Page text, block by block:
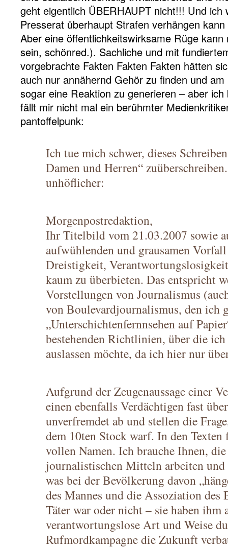
geht eigentlich ÜBERHAUPT nicht!!! Und
Presserat überhaupt Strafen verhängen
Aber eine öffentlichkeitswirksame Rüge
sein, schönred.). Sachliche und mit
vorgebrachte Fakten Fakten Fakten hätten
auch nur annähernd Gehör zu finden und
sogar eine Reaktion zu generieren – aber
fällt mir nicht mal ein berühmter
pantoffelpunk:
Ich tue mich schwer, dieses
Damen und Herren“
unhöflicher:
Morgenpostredaktion,
Ihr Titelbild vom 21.03.2007 sowie
aufwühlenden und grausamen
Dreistigkeit,
kaum zu überbieten. Das entspricht
Vorstellungen von Journalismus
von Boulevardjournalismus, den ich
„Unterschichtenfernnsehen auf
bestehenden Richtlinien, über die
auslassen möchte, da ich hier nur
Aufgrund der Zeugenaussage einer
einen ebenfalls Verdächtigen fast
unverfremdet ab und stellen die
dem 10ten Stock warf. In den Texten
vollen Namen. Ich brauche Ihnen,
journalistischen Mitteln arbeiten
was bei der Bevölkerung davon
des Mannes und die Assoziation des
Täter war oder nicht – sie haben ihm
verantwortungslose Art und Weise
Rufmordkampagne die Zukunft